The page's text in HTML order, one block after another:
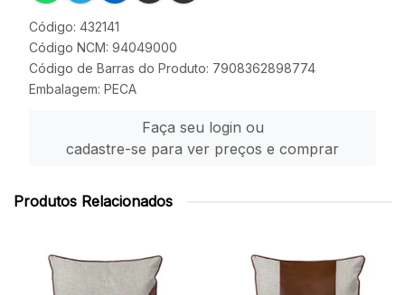
Código: 432141
Código NCM: 94049000
Código de Barras do Produto: 7908362898774
Embalagem: PECA
Faça seu login ou
cadastre-se para ver preços e comprar
Produtos Relacionados